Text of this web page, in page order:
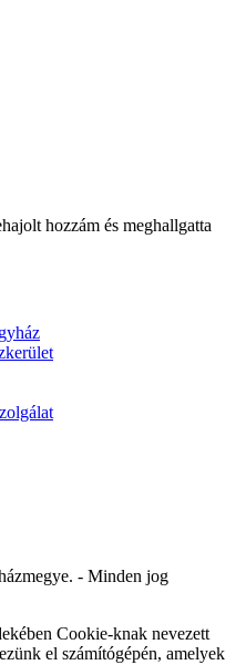
hozzám és meghallgatta
- Minden jog
Cookie-knak nevezett
el számítógépén, amelyek